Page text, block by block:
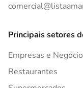
Principais setores
Empresas e
Restaurantes